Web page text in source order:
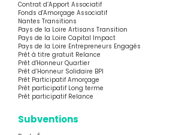
Contrat d’Apport Associatif
Fonds d'Amorçage Associatif
Nantes Transitions
Pays de la Loire Artisans Transition
Pays de la Loire Capital Impact
Pays de la Loire Entrepreneurs Engagés
Prêt à titre gratuit Relance
Prêt d'Honneur Quartier
Prêt d’Honneur Solidaire BPI
Prêt Participatif Amorçage
Prêt participatif Long terme
Prêt participatif Relance
Subventions